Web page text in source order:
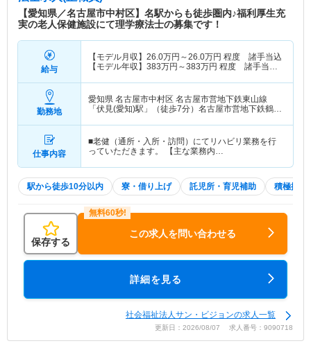
【愛知県／名古屋市中村区】名駅からも徒歩圏内♪福利厚生充
実の老人保健施設にて理学療法士の募集です！
給与
【モデル月収】 26.0万円～26.0万円 程度 諸手当込
【モデル年収】 383万円～383万円 程度 諸手当・
勤務地
愛知県 名古屋市中村区 名古屋市営地下鉄東山線
「伏見(愛知)駅」（徒歩7分）名古屋市営地下鉄鶴舞
仕事内容
■老健（通所・入所・訪問）にてリハビリ業務を行
っていただきます。 【主な業務内…
駅から徒歩10分以内 寮・借り上げ 託児所・育児補助 積極採用
保存する
この求人を問い合わせる
詳細を見る
社会福祉法人サン・ビジョンの求人一覧
更新日：2026/08/07 求人番号：9090718